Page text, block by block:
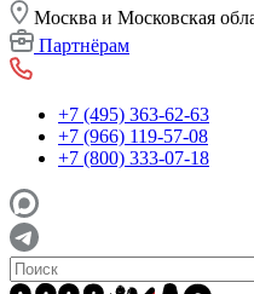
Москва и Московская
Партнёрам
+7 (495) 363-62-63
+7 (966) 119-57-08
+7 (800) 333-07-18